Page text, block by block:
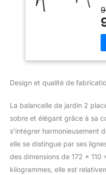
Design et qualité de
La balancelle de jardin 2
sobre et élégant grâce à sa
s’intégrer harmonieusement
elle se distingue par ses
des dimensions de 172 x 110
kilogrammes, elle est